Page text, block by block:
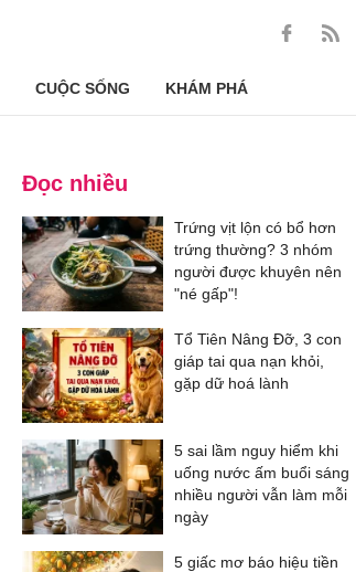
CUỘC SỐNG KHÁM PHÁ
Đọc nhiều
Trứng vịt lộn có bổ hơn
trứng thường? 3 nhóm
người được khuyên nên
"né gấp"!
Tổ Tiên Nâng Đỡ, 3 con
giáp tai qua nạn khỏi,
gặp dữ hoá lành
5 sai lầm nguy hiểm khi
uống nước ấm buổi sáng
nhiều người vẫn làm mỗi
ngày
5 giấc mơ báo hiệu tiền